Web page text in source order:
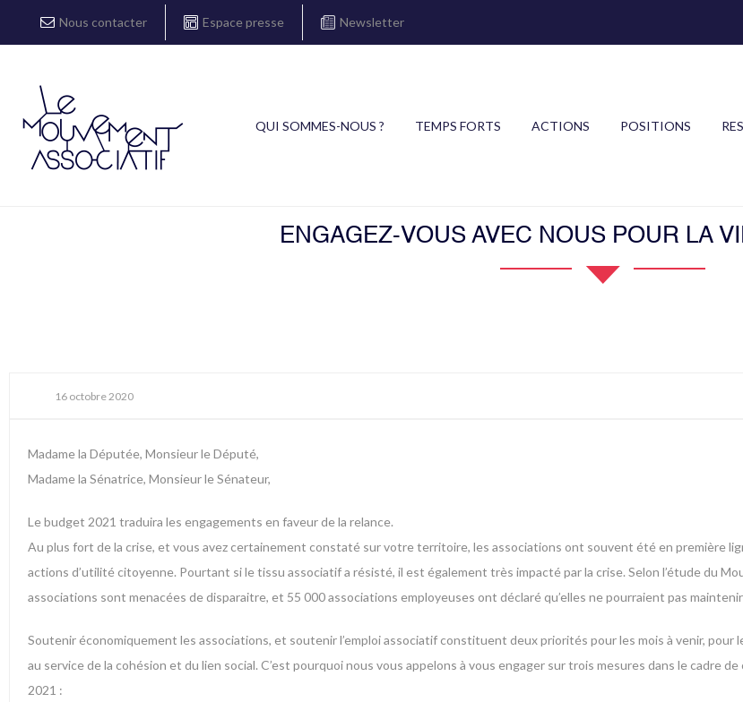
Nous contacter Espace presse Newsletter
QUI SOMMES-NOUS ? TEMPS FORTS ACTIONS POSITIONS
ENGAGEZ-VOUS AVEC NOUS POUR LA
16 octobre 2020
Madame la Députée, Monsieur le Député,
Madame la Sénatrice, Monsieur le Sénateur,
Le budget 2021 traduira les engagements en faveur de la relance.
Au plus fort de la crise, et vous avez certainement constaté sur votre territoire, les associations ont souvent été en première
actions d’utilité citoyenne. Pourtant si le tissu associatif a résisté, il est également très impacté par la crise. Selon l’étude du
associations sont menacées de disparaitre, et 55 000 associations employeuses ont déclaré qu’elles ne pourraient pas
Soutenir économiquement les associations, et soutenir l’emploi associatif constituent deux priorités pour les mois à venir, pour
au service de la cohésion et du lien social. C’est pourquoi nous vous appelons à vous engager sur trois mesures dans le cadre
2021 :